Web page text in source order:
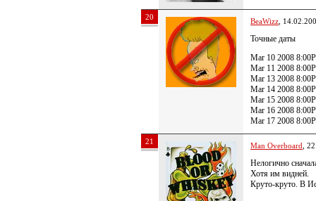
20 BeaWizz ,
Точные даты
Mar 10 2008
Mar 11 2008
Mar 13 2008
Mar 14 2008
Mar 15 2008
Mar 16 2008
Mar 17 2008
21 Man Overboard ,
Нелогично
Хотя им видней.
Круто-круто. В